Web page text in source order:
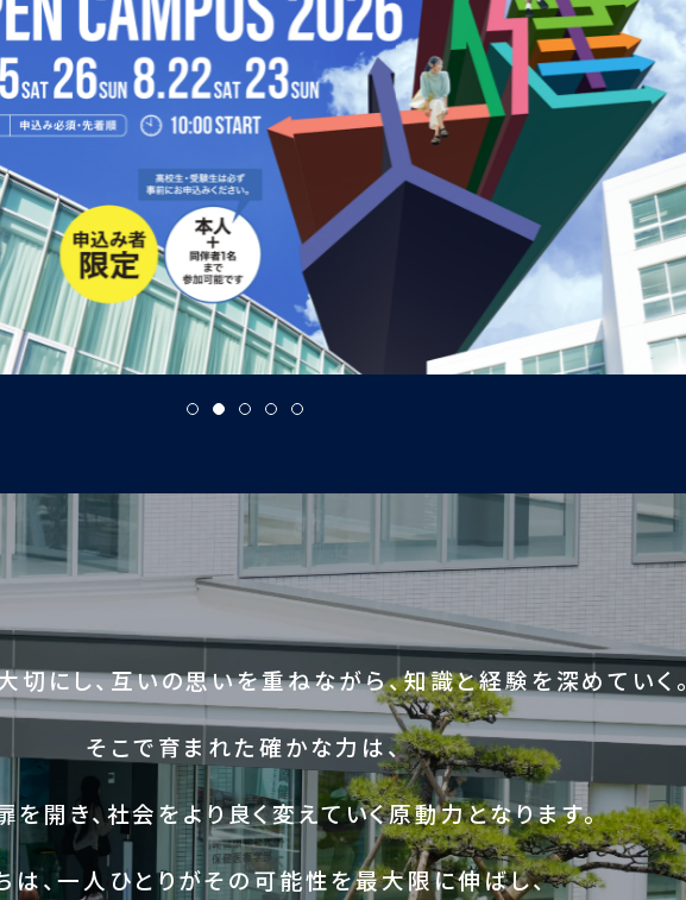
切にし、互いの思いを重ねながら、知識と経験を深めていく。
そこで育まれた確かな力は、
を開き、社会をより良く変えていく原動力となります。
は、一人ひとりがその可能性を最大限に伸ばし、